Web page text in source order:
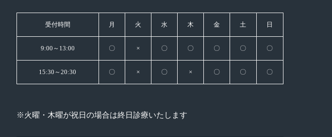
受付時間 月 火 水 木 金 土 日
9:00～13:00 〇 × 〇 〇 〇 〇 〇
15:30～20:30 〇 × 〇 × 〇 〇 〇
※火曜・木曜が祝日の場合は終日診療いたします